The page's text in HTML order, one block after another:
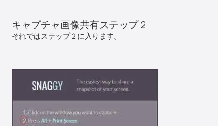
キャプチャ画像共有ステップ２
それではステップ２に入ります。